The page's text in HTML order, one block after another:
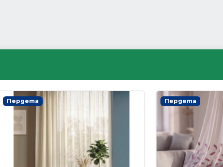
Интериорни врати Интериорни